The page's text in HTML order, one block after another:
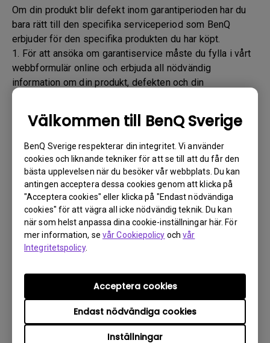
Välkommen till BenQ Sverige
BenQ Sverige respekterar din integritet. Vi använder
cookies och liknande tekniker för att se till att du får den
bästa upplevelsen när du besöker vår webbplats. Du kan
antingen acceptera dessa cookies genom att klicka på
"Acceptera cookies" eller klicka på "Endast nödvändiga
cookies" för att vägra all icke nödvändig teknik. Du kan
när som helst anpassa dina cookie-inställningar här. För
mer information, se vår Cookiepolicy ochvår
Integritetspolicy.
Inställningar
Endast nödvändiga cookies
Acceptera cookies
Om din produkt blir defekt inom garantiperioden har du
bara rätt till den specifika serviceperiod som BenQ
erbjuder för den specifika produkten du har köpt.
1. För att ansöka om garantiservice måste du fylla i vårt
webbformulär online och erbjuda all nödvändig
information om din produkt, defekten och din
kontaktinformation. Detta kan göras
www.benq.eu
eller BenQ-webbplatsen som är
specifik för ditt land.
2. Du kommer sedan att kontaktas av det tekniska
supportteamet för BenQ ("BenQ-teamet") via e-post.
BenQ-teamet provar felsökningssteg för att hjälpa dig
eller för att bekräfta defekten.
3. Så snart defekten har bekräftats av ombudet som
hanterar ditt ärende kommer ett RMA-nummer att
utfärdas för din produkt.
4. Du måste returnera produkten till BenQ om inte annat
anges av BenQ till en BenQ auktoriserad
tjänsteleverantör. Om din produkt har levererats med
fysisk skada ber vi dig att ha följande information klar i
förväg.
Detta hjälper oss att förstå om skadorna har tillkommit
under transporten eller innan.